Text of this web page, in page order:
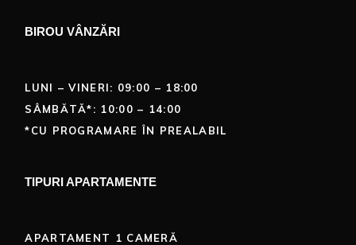
BIROU VÂNZĂRI
LUNI – VINERI: 09:00 – 18:00
SÂMBĂTĂ*: 10:00 – 14:00
*CU PROGRAMARE ÎN PREALABIL
TIPURI APARTAMENTE
APARTAMENT 1 CAMERĂ